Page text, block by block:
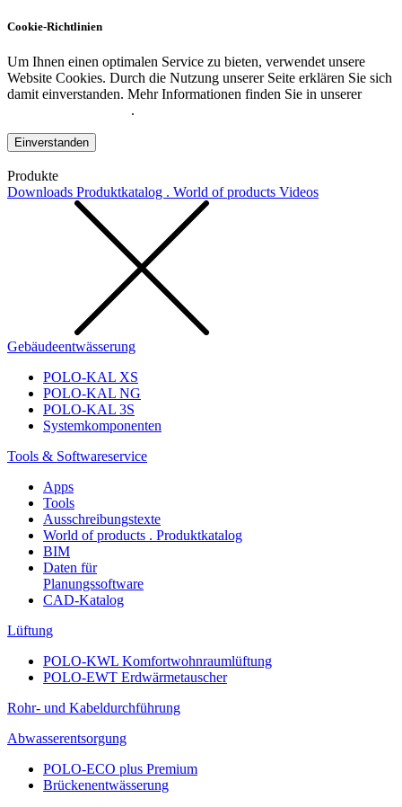
Cookie-Richtlinien
Um Ihnen einen optimalen Service zu bieten, verwendet unsere
Website Cookies. Durch die Nutzung unserer Seite erklären Sie sich
damit einverstanden. Mehr Informationen finden Sie in unserer
.
Einverstanden
Produkte
Downloads Produktkatalog . World of products Videos
Gebäudeentwässerung
POLO-KAL XS
POLO-KAL NG
POLO-KAL 3S
Systemkomponenten
Tools & Softwareservice
Apps
Tools
Ausschreibungstexte
World of products . Produktkatalog
BIM
Daten für
Planungssoftware
CAD-Katalog
Lüftung
POLO-KWL Komfortwohnraumlüftung
POLO-EWT Erdwärmetauscher
Rohr- und Kabeldurchführung
Abwasserentsorgung
POLO-ECO plus Premium
Brückenentwässerung